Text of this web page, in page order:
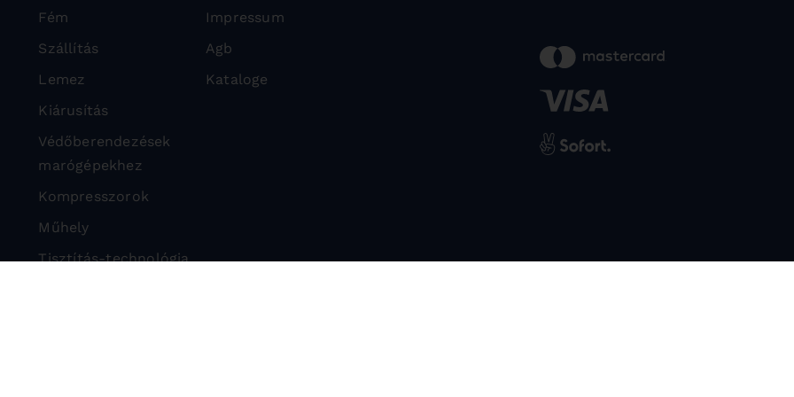
Fém
Szállítás
Lemez
Kiárusítás
Védőberendezések
marógépekhez
Kompresszorok
Műhely
Tisztítás-technológia
Impressum
Agb
Kataloge